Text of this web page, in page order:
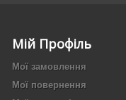
Мій Профіль
Мої замовлення
Мої повернення